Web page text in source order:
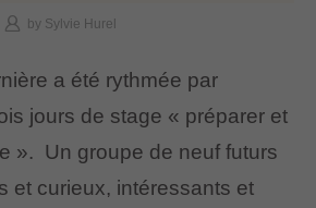
by Sylvie Hurel
a été rythmée par
jours de stage « préparer et
». Un groupe de neuf futurs
et curieux, intéressants et